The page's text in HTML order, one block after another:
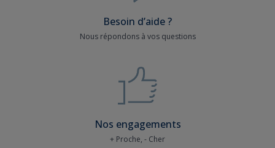
Besoin d’aide ?
Nous répondons à vos questions
Nos engagements
+ Proche, - Cher